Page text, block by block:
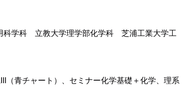
科学科 立教大学理学部化学科 芝浦工業大学工
（青チャート）、セミナー化学基礎＋化学、理系